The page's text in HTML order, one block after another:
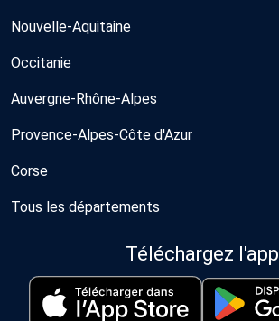
Nouvelle-Aquitaine
Occitanie
Auvergne-Rhône-Alpes
Provence-Alpes-Côte d'Azur
Corse
Tous les départements
Téléchargez l'app